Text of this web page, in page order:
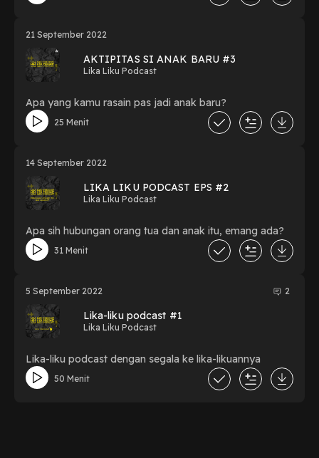
21 September 2022
AKTIPITAS SI ANAK BARU #3
Lika Liku Podcast
Apa yang kamu rasain pas jadi anak baru?
25 Menit
14 September 2022
LIKA LIKU PODCAST EPS #2
Lika Liku Podcast
Apa sih hubungan orang tua dan anak itu, emang ada?
31 Menit
5 September 2022 2
Lika-liku podcast #1
Lika Liku Podcast
Lika-liku podcast dengan segala ke lika-likuannya
50 Menit